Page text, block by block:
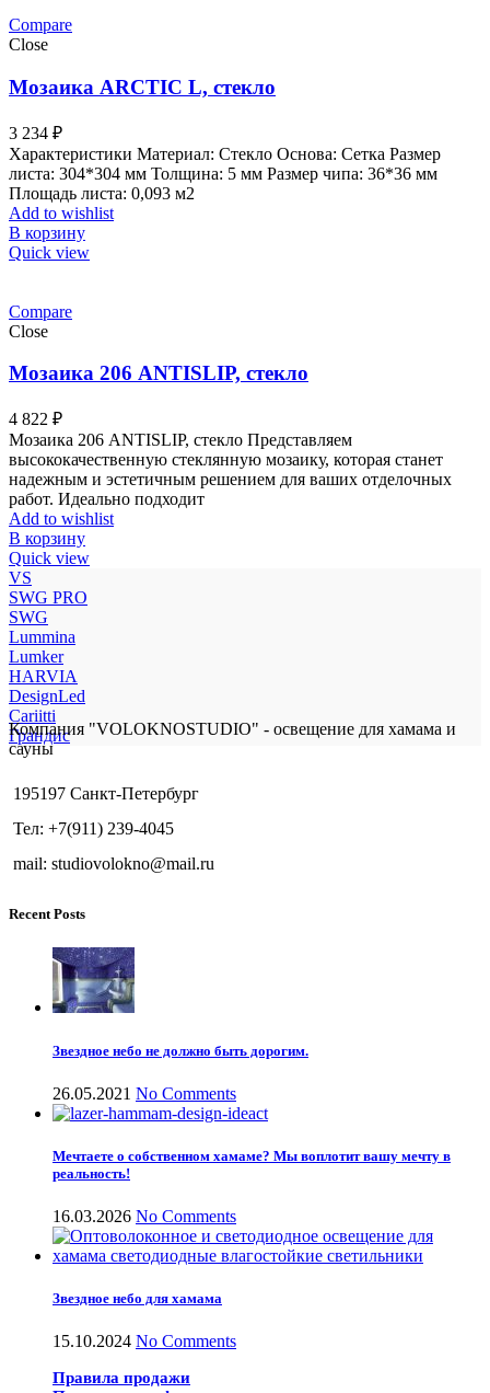
Compare
Close
Мозаика ARCTIC L, стекло
3 234 ₽
Характеристики Материал: Стекло Основа: Сетка Размер
листа: 304*304 мм Толщина: 5 мм Размер чипа: 36*36 мм
Площадь листа: 0,093 м2
Add to wishlist
В корзину
Quick view
Compare
Close
Мозаика 206 ANTISLIP, стекло
4 822 ₽
Мозаика 206 ANTISLIP, стекло Представляем
высококачественную стеклянную мозаику, которая станет
надежным и эстетичным решением для ваших отделочных
работ. Идеально подходит
Add to wishlist
В корзину
Quick view
VS
SWG PRO
SWG
Lummina
Lumker
HARVIA
DesignLed
Cariitti
Грандис
Компания "VOLOKNOSTUDIO" - освещение для хамама и
сауны
195197 Санкт-Петербург
Тел: +7(911) 239-4045
mail: studiovolokno@mail.ru
Recent Posts
Звездное небо не должно быть дорогим.
26.05.2021 No Comments
Мечтаете о собственном хамаме? Мы воплотит вашу мечту в
реальность!
16.03.2026 No Comments
Звездное небо для хамама
15.10.2024 No Comments
Правила продажи